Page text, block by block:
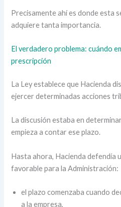
Precisamente ahí es donde esta
adquiere tanta importancia.
El verdadero problema: cuándo
prescripción
La Ley establece que Hacienda
ejercer determinadas acciones
La discusión estaba en
empieza a contar ese plazo.
Hasta ahora, Hacienda defendía
favorable para la Administración:
el plazo comenzaba cuando
a la empresa,